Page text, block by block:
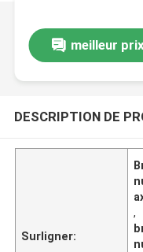
meilleur prix
DESCRIPTION DE
Surligner:
,